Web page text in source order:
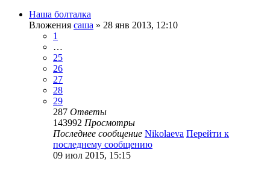
Наша болталка
Вложения саша » 28 янв 2013, 12:10
1
…
25
26
27
28
29
287 Ответы
143992 Просмотры
Последнее сообщение Nikolaeva Перейти к
последнему сообщению
09 июл 2015, 15:15